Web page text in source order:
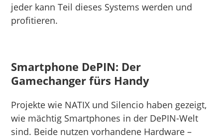
jeder kann Teil dieses Systems werden und
profitieren.
Smartphone DePIN: Der
Gamechanger fürs Handy
Projekte wie NATIX und Silencio haben gezeigt,
wie mächtig Smartphones in der DePIN-Welt
sind. Beide nutzen vorhandene Hardware –